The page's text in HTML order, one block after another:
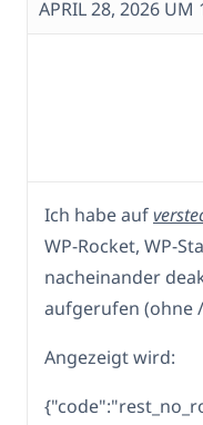
APRIL 28, 2026 UM
Ich habe auf
WP-Rocket, WP-
nacheinander
aufgerufen (ohne
Angezeigt wird: